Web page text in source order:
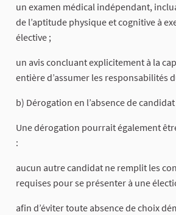
un examen médical indépendant,
de l’aptitude physique et cognitive à
élective ;
un avis concluant explicitement à la
entière d’assumer les responsabilités
b) Dérogation en l’absence de
Une dérogation pourrait également
:
aucun autre candidat ne remplit les
requises pour se présenter à une
afin d’éviter toute absence de choix